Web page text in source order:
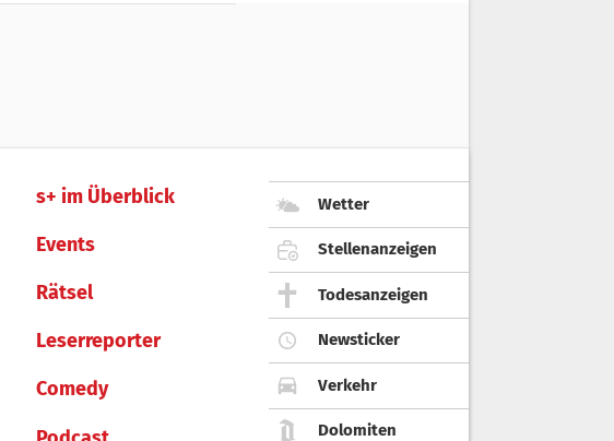
s+ im Überblick
Events
Rätsel
Leserreporter
Comedy
Wetter
Stellenanzeigen
Todesanzeigen
Newsticker
Verkehr
Dolomiten